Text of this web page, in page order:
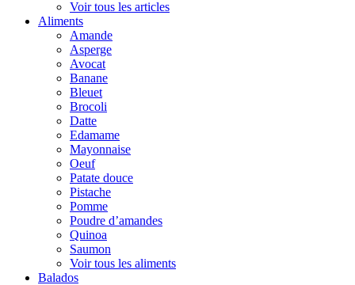
Voir tous les articles
Aliments
Amande
Asperge
Avocat
Banane
Bleuet
Brocoli
Datte
Edamame
Mayonnaise
Oeuf
Patate douce
Pistache
Pomme
Poudre d’amandes
Quinoa
Saumon
Voir tous les aliments
Balados